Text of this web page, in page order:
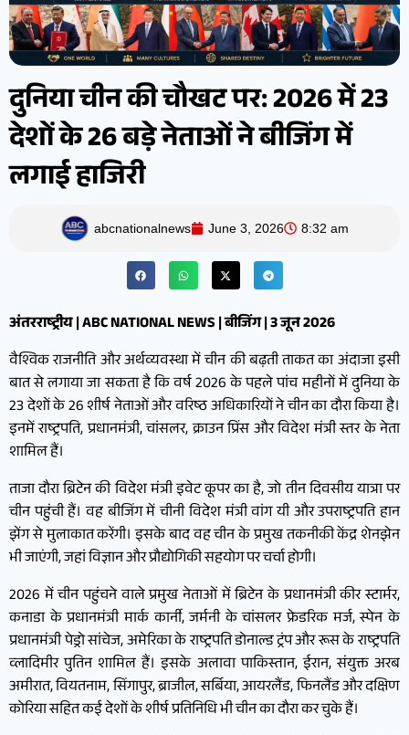
दुनिया चीन की चौखट पर: 2026 में 23
देशों के 26 बड़े नेताओं ने बीजिंग में
लगाई हाजिरी
abcnationalnews June 3, 2026 8:32 am
अंतरराष्ट्रीय | ABC NATIONAL NEWS | बीजिंग | 3 जून 2026
वैश्विक राजनीति और अर्थव्यवस्था में चीन की बढ़ती ताकत का अंदाजा इसी
बात से लगाया जा सकता है कि वर्ष 2026 के पहले पांच महीनों में दुनिया के
23 देशों के 26 शीर्ष नेताओं और वरिष्ठ अधिकारियों ने चीन का दौरा किया है।
इनमें राष्ट्रपति, प्रधानमंत्री, चांसलर, क्राउन प्रिंस और विदेश मंत्री स्तर के नेता
शामिल हैं।
ताजा दौरा ब्रिटेन की विदेश मंत्री इवेट कूपर का है, जो तीन दिवसीय यात्रा पर
चीन पहुंची हैं। वह बीजिंग में चीनी विदेश मंत्री वांग यी और उपराष्ट्रपति हान
झेंग से मुलाकात करेंगी। इसके बाद वह चीन के प्रमुख तकनीकी केंद्र शेनझेन
भी जाएंगी, जहां विज्ञान और प्रौद्योगिकी सहयोग पर चर्चा होगी।
2026 में चीन पहुंचने वाले प्रमुख नेताओं में ब्रिटेन के प्रधानमंत्री कीर स्टार्मर,
कनाडा के प्रधानमंत्री मार्क कार्नी, जर्मनी के चांसलर फ्रेडरिक मर्ज, स्पेन के
प्रधानमंत्री पेड्रो सांचेज, अमेरिका के राष्ट्रपति डोनाल्ड ट्रंप और रूस के राष्ट्रपति
व्लादिमीर पुतिन शामिल हैं। इसके अलावा पाकिस्तान, ईरान, संयुक्त अरब
अमीरात, वियतनाम, सिंगापुर, ब्राजील, सर्बिया, आयरलैंड, फिनलैंड और दक्षिण
कोरिया सहित कई देशों के शीर्ष प्रतिनिधि भी चीन का दौरा कर चुके हैं।